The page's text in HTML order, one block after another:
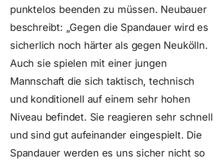
punktelos beenden zu müssen. Neubauer
beschreibt: „Gegen die Spandauer wird es
sicherlich noch härter als gegen Neukölln.
Auch sie spielen mit einer jungen
Mannschaft die sich taktisch, technisch
und konditionell auf einem sehr hohen
Niveau befindet. Sie reagieren sehr schnell
und sind gut aufeinander eingespielt. Die
Spandauer werden es uns sicher nicht so